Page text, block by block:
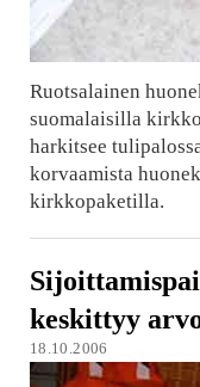
Ruotsalainen
suomalaisilla
harkitsee
korvaamista
kirkkopaketilla.
keskittyy
18.10.2006